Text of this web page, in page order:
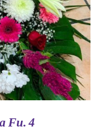
Fu. 4